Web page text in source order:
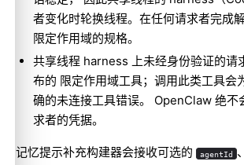
者变化时轮换线程。在任何请求者完成
限定作用域的规格。
共享线程 harness 上未经身份验证的请
布的 限定作用域工具；调用此类工具会
确的未连接工具错误。 OpenClaw 绝不
求者的凭据。
记忆提示补充构建器会接收可选的 agentId 、